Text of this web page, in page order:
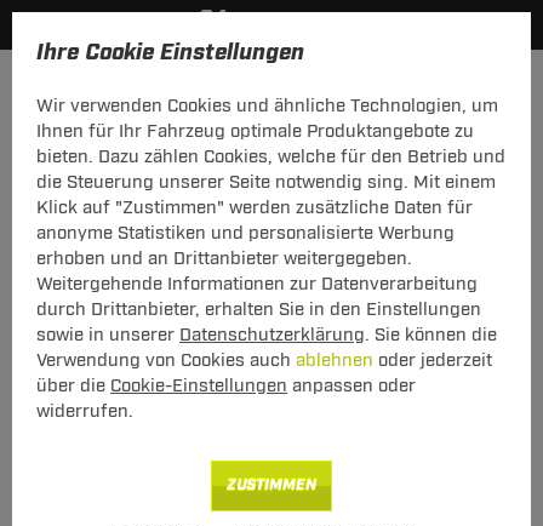
Ihre Cookie Einstellungen
Wir verwenden Cookies und ähnliche Technologien, um
Ihnen für Ihr Fahrzeug optimale Produktangebote zu
bieten. Dazu zählen Cookies, welche für den Betrieb und
die Steuerung unserer Seite notwendig sing. Mit einem
Klick auf "Zustimmen" werden zusätzliche Daten für
anonyme Statistiken und personalisierte Werbung
erhoben und an Drittanbieter weitergegeben.
Weitergehende Informationen zur Datenverarbeitung
durch Drittanbieter, erhalten Sie in den Einstellungen
sowie in unserer Datenschutzerklärung. Sie können die
Verwendung von Cookies auch ablehnen oder jederzeit
über die Cookie-Einstellungen anpassen oder
widerrufen.
ZUSTIMMEN
Thule Dachträger SlideBar aus
Aluminium
T-Nut Adapter verwendbar - ohne
besondere Dachträgerbefestigung